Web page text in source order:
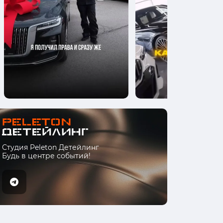
Студия Peleton Детейлинг
Будь в центре событий!